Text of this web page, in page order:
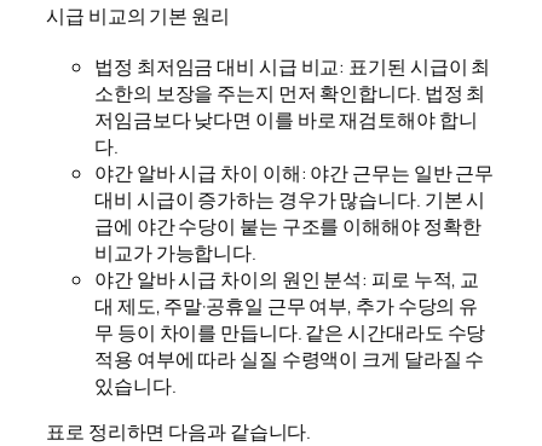
시급 비교의 기본 원리
법정 최저임금 대비 시급 비교: 표기된 시급이 최
소한의 보장을 주는지 먼저 확인합니다. 법정 최
저임금보다 낮다면 이를 바로 재검토해야 합니
다.
야간 알바 시급 차이 이해: 야간 근무는 일반 근무
대비 시급이 증가하는 경우가 많습니다. 기본 시
급에 야간 수당이 붙는 구조를 이해해야 정확한
비교가 가능합니다.
야간 알바 시급 차이의 원인 분석: 피로 누적, 교
대 제도, 주말·공휴일 근무 여부, 추가 수당의 유
무 등이 차이를 만듭니다. 같은 시간대라도 수당
적용 여부에 따라 실질 수령액이 크게 달라질 수
있습니다.
표로 정리하면 다음과 같습니다.